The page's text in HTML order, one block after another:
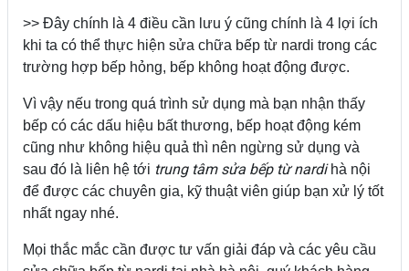
>> Đây chính là 4 điều cần lưu ý cũng chính là 4 lợi ích
khi ta có thể thực hiện sửa chữa bếp từ nardi trong các
trường hợp bếp hỏng, bếp không hoạt động được.
Vì vậy nếu trong quá trình sử dụng mà bạn nhận thấy
bếp có các dấu hiệu bất thương, bếp hoạt động kém
cũng như không hiệu quả thì nên ngừng sử dụng và
sau đó là liên hệ tới trung tâm sửa bếp từ nardihà nội
để được các chuyên gia, kỹ thuật viên giúp bạn xử lý tốt
nhất ngay nhé.
Mọi thắc mắc cần được tư vấn giải đáp và các yêu cầu